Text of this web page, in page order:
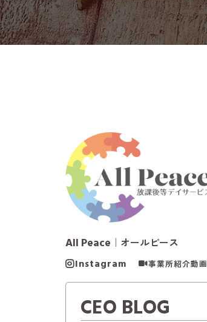
All Peace ｜オールピース
Instagram 事業所紹介動画
CEO BLOG